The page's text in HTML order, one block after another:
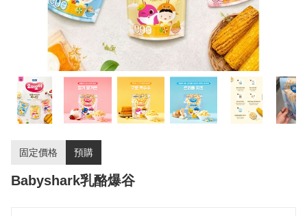
固定價格 預購
Babyshark乳酪爆谷